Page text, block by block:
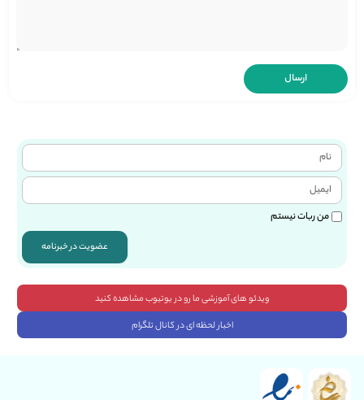
من ربات نیستم
عضویت در خبرنامه
ویدئو های آموزشی ما رو در یوتیوب مشاهده کنید
اخبار لحظه ای در کانال تلگرام